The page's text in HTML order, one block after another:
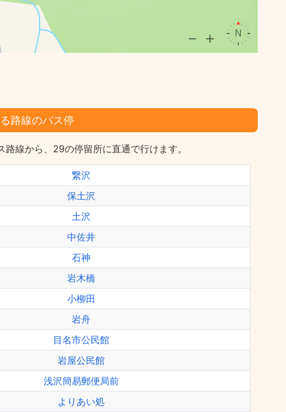
路線のバス停
路線から、29の停留所に直通で行けます。
繋沢
保土沢
土沢
中佐井
石神
岩木橋
小柳田
岩舟
目名市公民館
岩屋公民館
浅沢簡易郵便局前
よりあい処